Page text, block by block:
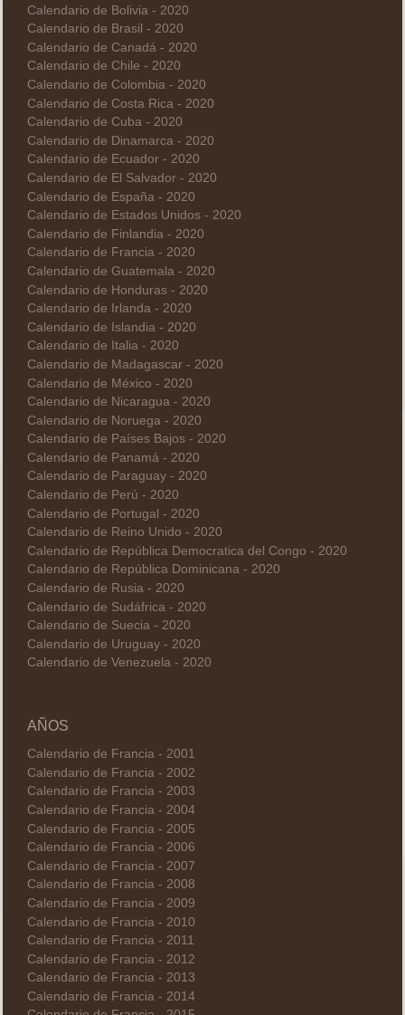
Calendario de Bolivia - 2020
Calendario de Brasil - 2020
Calendario de Canadá - 2020
Calendario de Chile - 2020
Calendario de Colombia - 2020
Calendario de Costa Rica - 2020
Calendario de Cuba - 2020
Calendario de Dinamarca - 2020
Calendario de Ecuador - 2020
Calendario de El Salvador - 2020
Calendario de España - 2020
Calendario de Estados Unidos - 2020
Calendario de Finlandia - 2020
Calendario de Francia - 2020
Calendario de Guatemala - 2020
Calendario de Honduras - 2020
Calendario de Irlanda - 2020
Calendario de Islandia - 2020
Calendario de Italia - 2020
Calendario de Madagascar - 2020
Calendario de México - 2020
Calendario de Nicaragua - 2020
Calendario de Noruega - 2020
Calendario de Países Bajos - 2020
Calendario de Panamá - 2020
Calendario de Paraguay - 2020
Calendario de Perú - 2020
Calendario de Portugal - 2020
Calendario de Reino Unido - 2020
Calendario de República Democratica del Congo - 2020
Calendario de República Dominicana - 2020
Calendario de Rusia - 2020
Calendario de Sudáfrica - 2020
Calendario de Suecia - 2020
Calendario de Uruguay - 2020
Calendario de Venezuela - 2020
AÑOS
Calendario de Francia - 2001
Calendario de Francia - 2002
Calendario de Francia - 2003
Calendario de Francia - 2004
Calendario de Francia - 2005
Calendario de Francia - 2006
Calendario de Francia - 2007
Calendario de Francia - 2008
Calendario de Francia - 2009
Calendario de Francia - 2010
Calendario de Francia - 2011
Calendario de Francia - 2012
Calendario de Francia - 2013
Calendario de Francia - 2014